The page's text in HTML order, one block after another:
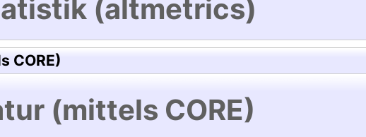
(altmetrics)
CORE)
(mittels CORE)